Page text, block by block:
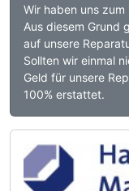
Wir haben uns
Aus diesem Grund
auf unsere
Sollten wir einmal
Geld für unsere
100% erstattet.